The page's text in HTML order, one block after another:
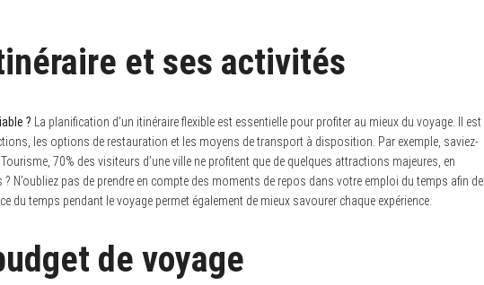
et ses activités
? La planification d’un itinéraire flexible est essentielle pour profiter au mieux du voyage. Il est
les options de restauration et les moyens de transport à disposition. Par exemple, saviez-
70% des visiteurs d’une ville ne profitent que de quelques attractions majeures, en
N’oubliez pas de prendre en compte des moments de repos dans votre emploi du temps afin de
du temps pendant le voyage permet également de mieux savourer chaque expérience.
de voyage